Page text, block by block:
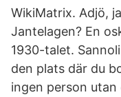
WikiMatrix. Adjö,
Jantelagen? En
1930-talet.
den plats där du
ingen person